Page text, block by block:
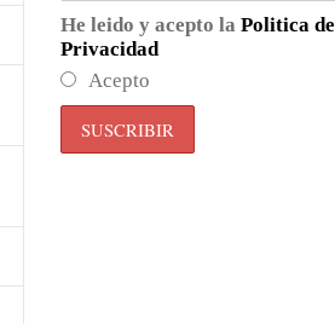
He leido y acepto la Politica de
Privacidad
Acepto